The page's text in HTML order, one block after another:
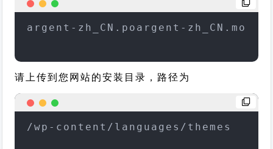
argent-zh_CN.poargent-zh_CN.mo
请上传到您网站的安装目录，路径为
/wp-content/languages/themes